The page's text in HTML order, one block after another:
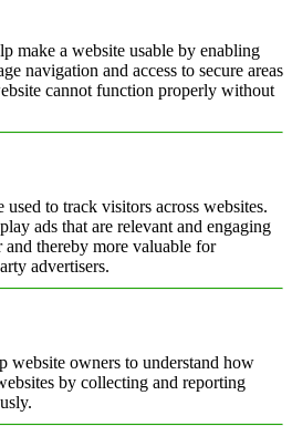
make a website usable by enabling
navigation and access to secure areas
cannot function properly without
to track visitors across websites.
ads that are relevant and engaging
thereby more valuable for
advertisers.
website owners to understand how
by collecting and reporting